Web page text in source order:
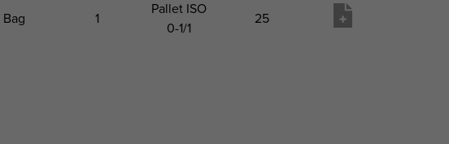
Bag 1
Pallet ISO
0-1/1
25